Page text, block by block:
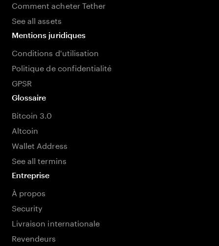
Comment acheter Tether
See all assets
Mentions juridiques
Conditions d'utilisation
Politique de confidentialité
GPSR
Glossaire
Bitcoin 3.0
Altcoin
Wallet Address
See all termins
Entreprise
À propos
Security
Livraison internationale
Revendeurs